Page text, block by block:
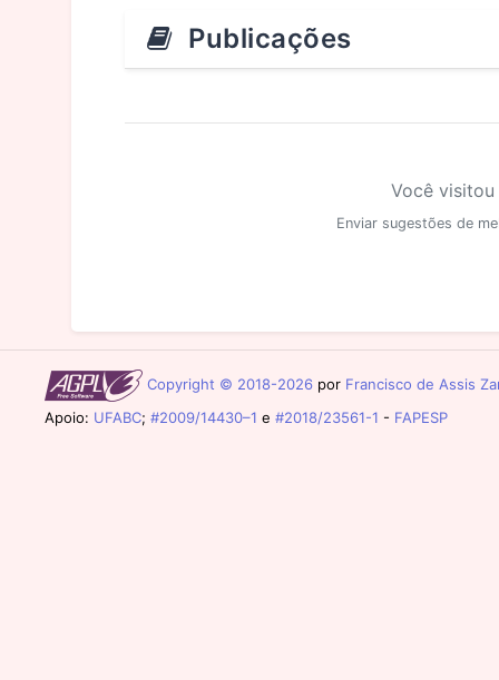
Publicações
Você
Enviar sugestões de
Copyright © 2018-2026 por Francisco de Assis
Apoio: UFABC; #2009/14430–1 e #2018/23561-1 - FAPESP